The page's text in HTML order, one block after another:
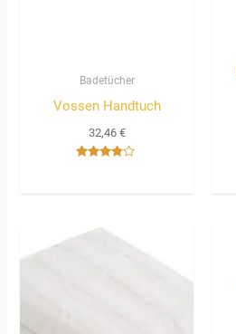
Badetücher
Vossen Handtuch
32,46 €